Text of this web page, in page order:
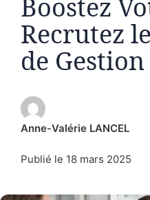
Boostez
Recrutez
de
Anne-Valérie LANCEL
Publié le 18 mars 2025